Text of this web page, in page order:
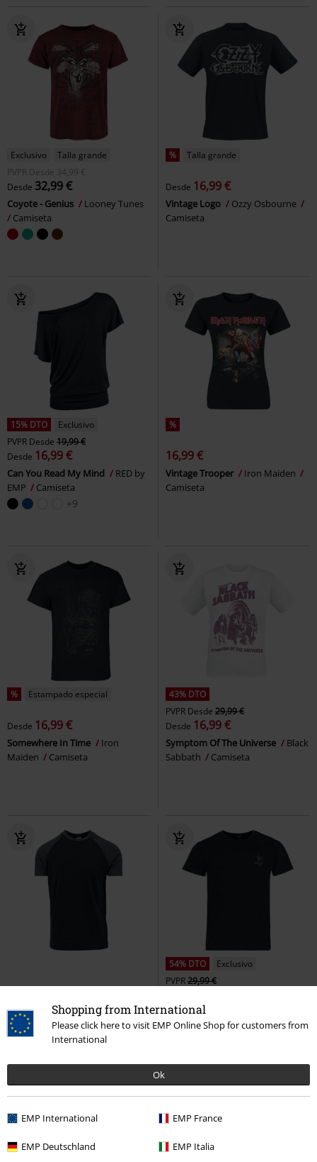
Shopping from International
Please click here to visit EMP Online Shop for customers from
International
Ok
EMP International EMP France
EMP Deutschland EMP Italia
Exclusivo
Talla grande
PVPR
Desde 34,99 €
Desde 32,99 €
Coyote - Genius
Looney Tunes
Camiseta
% Talla grande
Desde 16,99 €
Vintage Logo
Ozzy Osbourne
Camiseta
15% DTO
Exclusivo
PVPR Desde 19,99 €
Desde 16,99 €
Can You Read My Mind
RED by
EMP
Camiseta
+9
%
16,99 €
Vintage Trooper
Iron Maiden
Camiseta
% Estampado especial
Desde 16,99 €
Somewhere In Time
Iron
Maiden
Camiseta
43% DTO
PVPR Desde 29,99 €
Desde 16,99 €
Symptom Of The Universe
Black
Sabbath
Camiseta
Camiseta Raglan Contrast
Urban Classics
Camiseta
+6
54% DTO
Exclusivo
PVPR29,99 €
Lost Souls
Camiseta